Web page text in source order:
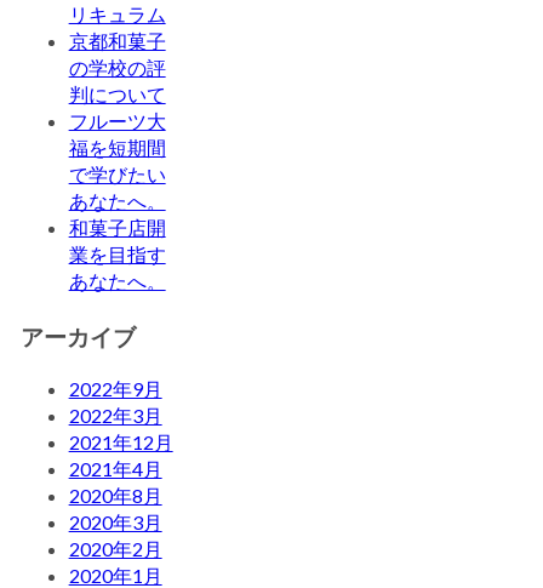
リキュラム
京都和菓子
の学校の評
判について
フルーツ大
福を短期間
で学びたい
あなたへ。
和菓子店開
業を目指す
あなたへ。
アーカイブ
2022年9月
2022年3月
2021年12月
2021年4月
2020年8月
2020年3月
2020年2月
2020年1月